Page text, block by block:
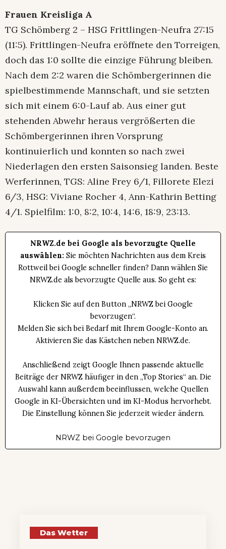
Frauen Kreisliga A
TG Schömberg 2 – HSG Frittlingen-Neufra 27:15
(11:5). Frittlingen-Neufra eröffnete den Torreigen,
doch das 1:0 sollte die einzige Führung bleiben.
Nach dem 2:2 waren die Schömbergerinnen die
spielbestimmende Mannschaft, und sie setzten
sich mit einem 6:0-Lauf ab. Aus einer gut
stehenden Abwehr heraus vergrößerten die
Schömbergerinnen ihren Vorsprung
kontinuierlich und konnten so nach zwei
Niederlagen den ersten Saisonsieg landen. Beste
Werferinnen, TGS: Aline Frey 6/1, Fillorete Elezi
6/3, HSG: Viviane Rocher 4, Ann-Kathrin Betting
4/1. Spielfilm: 1:0, 8:2, 10:4, 14:6, 18:9, 23:13.
NRWZ.de bei Google als bevorzugte Quelle
auswählen: Sie möchten Nachrichten aus dem Kreis
Rottweil bei Google schneller finden? Dann wählen Sie
NRWZ.de als bevorzugte Quelle aus. So geht es:
Klicken Sie auf den Button „NRWZ bei Google
bevorzugen“.
Melden Sie sich bei Bedarf mit Ihrem Google-Konto an.
Aktivieren Sie das Kästchen neben NRWZ.de.
Anschließend zeigt Google Ihnen passende aktuelle
Beiträge der NRWZ häufiger in den „Top Stories“ an. Die
Auswahl kann außerdem beeinflussen, welche Quellen
Google in KI-Übersichten und im KI-Modus hervorhebt.
Die Einstellung können Sie jederzeit wieder ändern.
NRWZ bei Google bevorzugen
Das Wetter